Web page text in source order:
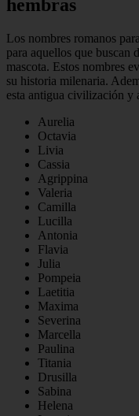
hembras
Los nombres romanos
para aquellos que buscan
mascota. Estos nombres
su historia milenaria.
esta antigua civilización y
Aurelia
Octavia
Livia
Cassia
Agrippina
Valeria
Camilla
Lucilla
Antonia
Flavia
Julia
Pompeia
Laetitia
Maxima
Severina
Marcella
Paulina
Titania
Drusilla
Sabina
Helena